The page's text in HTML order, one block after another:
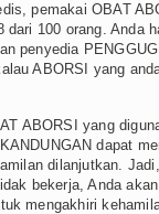
pemakai OBAT
dari 100 orang. Anda
penyedia
ABORSI yang
ABORSI yang
dapat
dilanjutkan.
bekerja, Anda
mengakhiri